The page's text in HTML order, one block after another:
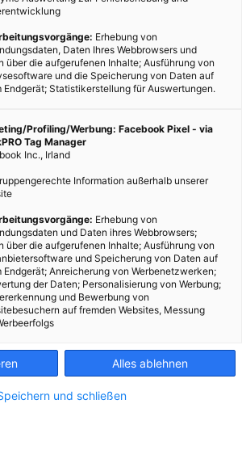
the road: Straßen als Kraftwerke
VONENERGIELEBEN REDAKTION
nur zum Fahren da sein? Sie können
Nach jahrelanger Entwicklungsarbeit
hat Solar Roadways endlich einen
im Praxistest: das Projekt
Straße kommt ins Rollen.
Erhebung von
Daten Ihres Webbrowsers und
über die aufgerufenen Inhalte; Ausführung von
und die Speicherung von Daten auf
Endgerät; Statistikerstellung für Auswertungen.
Profiling/Werbung: Facebook Pixel - via
Tag Manager
Inc., Irland
Information außerhalb unserer
Erhebung von
und Daten ihres Webbrowsers;
über die aufgerufenen Inhalte; Ausführung von
und Speicherung von Daten auf
Endgerät; Anreicherung von Werbenetzwerken;
der Daten; Personalisierung von Werbung;
und Bewerbung von
auf fremden Websites, Messung
Alles ablehnen
und schließen